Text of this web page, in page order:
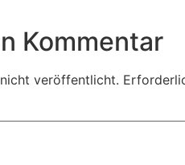
Kommentar
veröffentlicht.